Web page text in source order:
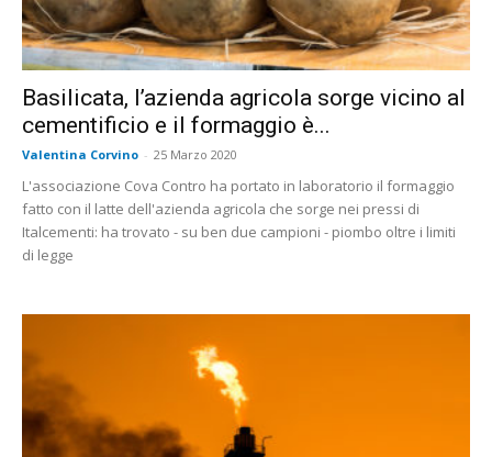
Basilicata, l’azienda agricola sorge vicino al
cementificio e il formaggio è...
Valentina Corvino - 25 Marzo 2020
L'associazione Cova Contro ha portato in laboratorio il formaggio
fatto con il latte dell'azienda agricola che sorge nei pressi di
Italcementi: ha trovato - su ben due campioni - piombo oltre i limiti
di legge